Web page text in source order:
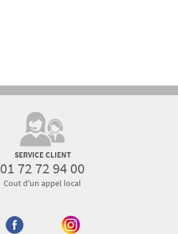
SERVICE CLIENT
01 72 72 94 00
Cout d'un appel local